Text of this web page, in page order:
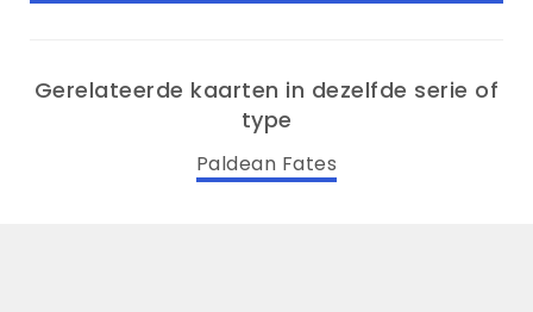
Gerelateerde kaarten in dezelfde serie of
type
Paldean Fates